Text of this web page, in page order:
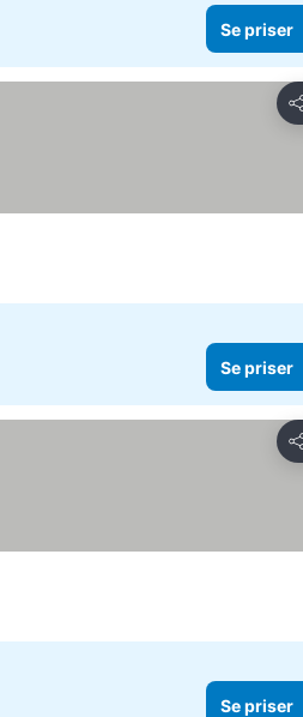
Se priser
Se priser
Se priser